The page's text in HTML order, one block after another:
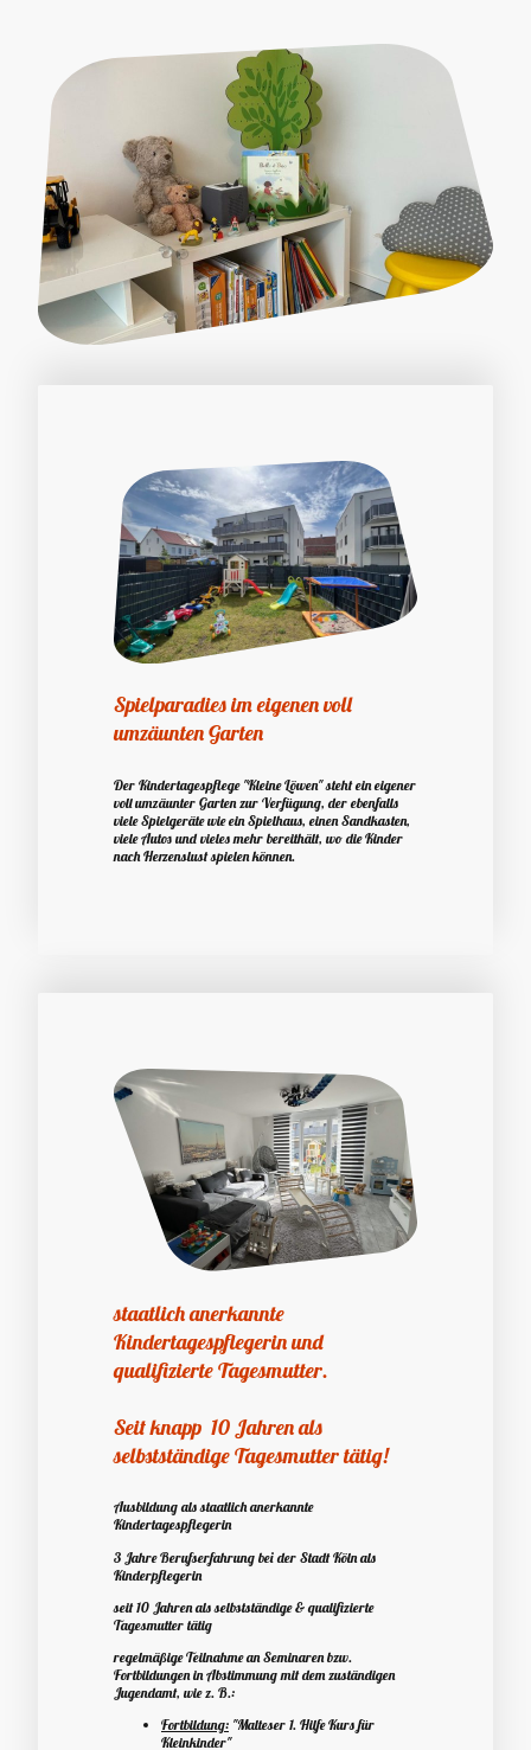
Spielparadies im eigenen voll
umzäunten Garten
Der Kindertagespflege "Kleine Löwen" steht ein eigener
voll umzäunter Garten zur Verfügung, der ebenfalls
viele Spielgeräte wie ein Spielhaus, einen Sandkasten,
viele Autos und vieles mehr bereithält, wo die Kinder
nach Herzenslust spielen können.
staatlich anerkannte
Kindertagespflegerin und
qualifizierte Tagesmutter.
Seit knapp 10 Jahren als
selbstständige Tagesmutter tätig!
Ausbildung als staatlich anerkannte
Kindertagespflegerin
3 Jahre Berufserfahrung bei der Stadt Köln als
Kinderpflegerin
seit 10 Jahren als selbstständige & qualifizierte
Tagesmutter tätig
regelmäßige Teilnahme an Seminaren bzw.
Fortbildungen in Abstimmung mit dem zuständigen
Jugendamt, wie z. B.:
Fortbildung: "Malteser 1. Hilfe Kurs für
Kleinkinder"